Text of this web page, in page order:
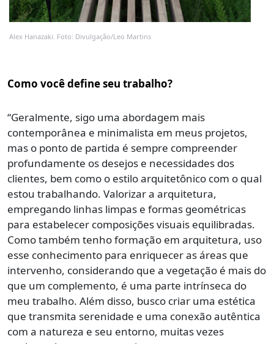
Alex Hanazaki. Foto: Divulgação/Leo Martins
Como você define seu trabalho?
“Geralmente, sigo uma abordagem mais
contemporânea e minimalista em meus projetos,
mas o ponto de partida é sempre compreender
profundamente os desejos e necessidades dos
clientes, bem como o estilo arquitetônico com o qual
estou trabalhando. Valorizar a arquitetura,
empregando linhas limpas e formas geométricas
para estabelecer composições visuais equilibradas.
Como também tenho formação em arquitetura, uso
esse conhecimento para enriquecer as áreas que
intervenho, considerando que a vegetação é mais do
que um complemento, é uma parte intrínseca do
meu trabalho. Além disso, busco criar uma estética
que transmita serenidade e uma conexão autêntica
com a natureza e seu entorno, muitas vezes